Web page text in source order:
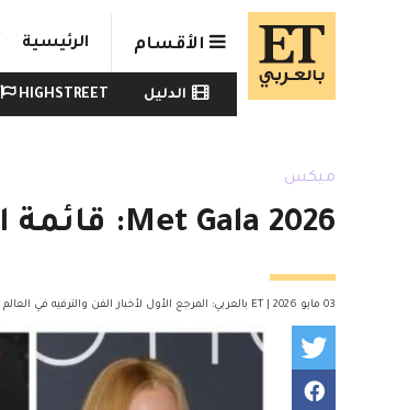
Skip to main content
الأقسام الرئيسية
Watch menu
الدليل HIGHSTREET
ميكس
Met Gala 2026: قائمة النجوم المؤكد حضورهم والمفاجآت المنتظرة
03 مايو 2026 | ET بالعربي: المرجع الأول لأخبار الفن والترفيه في العالم العربي